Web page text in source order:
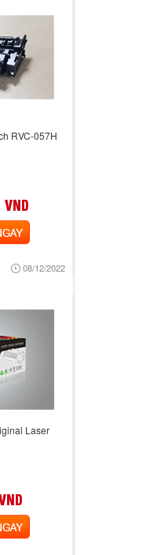
RVC-057H
08/12/2022
Laser